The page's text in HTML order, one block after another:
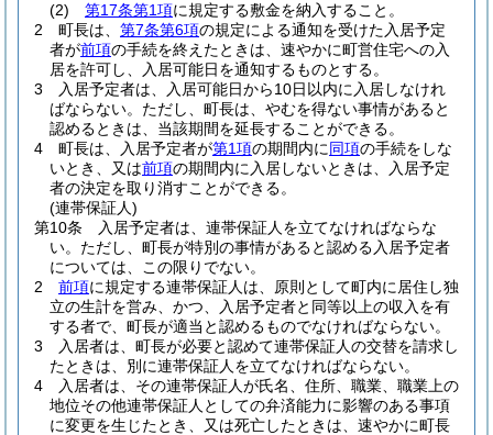
(2)
第17条第1項に規定する敷金を納入すること。
2
町長は、 第7条第6項の規定による通知を受けた入居予定
者が前項の手続を終えたときは、速やかに町営住宅への入
居を許可し、入居可能日を通知するものとする。
3
入居予定者は、入居可能日から10日以内に入居しなけれ
ばならない。 ただし、町長は、やむを得ない事情があると
認めるときは、当該期間を延長することができる。
4
町長は、入居予定者が第1項の期間内に同項の手続をしな
いとき、又は前項の期間内に入居しないときは、入居予定
者の決定を取り消すことができる。
(連帯保証人)
第10条
入居予定者は、連帯保証人を立てなければならな
い。 ただし、町長が特別の事情があると認める入居予定者
については、この限りでない。
2
前項に規定する連帯保証人は、原則として町内に居住し独
立の生計を営み、かつ、入居予定者と同等以上の収入を有
する者で、町長が適当と認めるものでなければならない。
3
入居者は、町長が必要と認めて連帯保証人の交替を請求し
たときは、別に連帯保証人を立てなければならない。
4
入居者は、その連帯保証人が氏名、住所、職業、職業上の
地位その他連帯保証人としての弁済能力に影響のある事項
に変更を生じたとき、又は死亡したときは、速やかに町長